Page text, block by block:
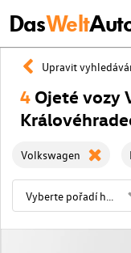
DasWelt
Upravit
4 Ojeté vozy
Volkswagen